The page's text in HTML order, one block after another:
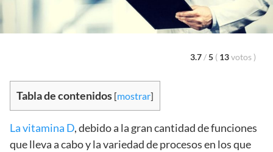
3.7 /5 ( 13votos )
Tabla de contenidos [mostrar]
La vitamina D, debido a la gran cantidad de funciones
que lleva a cabo y la variedad de procesos en los que